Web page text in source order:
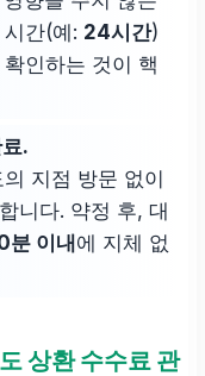
간(예: 24시간)
인하는 것이 핵
.
지점 방문 없이
니다. 약정 후, 대
분 이내 에 지체 없
상환 수수료 관